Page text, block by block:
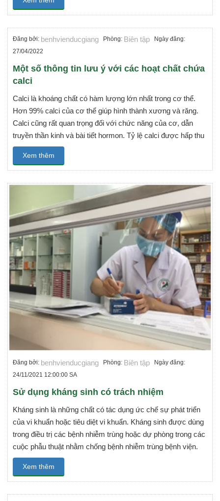
Đăng bởi: benhvienducgiang Phòng: Biên tập Ngày đăng:
27/04/2022
Một số thông tin lưu ý với các hoạt chất chứa
calci
Calci là khoáng chất có hàm lượng lớn nhất trong cơ thể.
Hơn 99% calci của cơ thể giúp hình thành xương và răng.
Calci cũng rất quan trọng đối với chức năng của cơ, dẫn
truyền thần kinh và bài tiết hormon. Tỷ lệ calci được hấp thu
Xem thêm
Đăng bởi: benhvienducgiang Phòng: Biên tập Ngày đăng:
24/11/2021 12:00:00 SA
Sử dụng kháng sinh có trách nhiệm
Kháng sinh là những chất có tác dụng ức chế sự phát triển
của vi khuẩn hoặc tiêu diệt vi khuẩn. Kháng sinh được dùng
trong điều trị các bệnh nhiễm trùng hoặc dự phòng trong các
cuộc phẫu thuật nhằm chống bệnh nhiễm trùng bệnh viện.
Xem thêm